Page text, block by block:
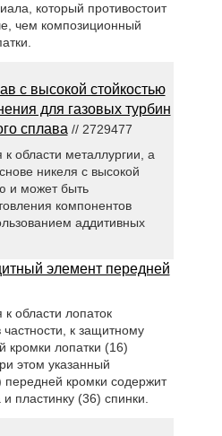
который противостоит
чем композиционный
с высокой стойкостью
для газовых турбин
сплава// 2729477
к области металлургии, а
никеля с высокой
и может быть
компонентов
аддитивных
элемент передней
области лопаток
к защитному
кромки лопатки (16)
этом указанный
кромки содержит
пластинку (36) спинки.